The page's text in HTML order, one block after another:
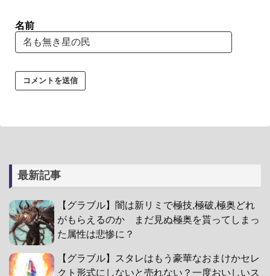
名前
最新記事
【グラブル】闇は新リミで極技,極破,極奥どれ
がもらえるのか まだ見ぬ極奥を貰ってしまっ
た属性は悲惨に？
【グラブル】スタレはもう豪華なおまけかセレ
クト形式にしないと売れない？一度おいしいス